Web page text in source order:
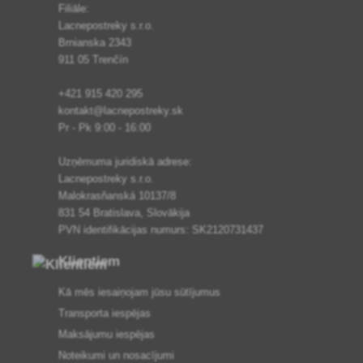
Filiāle:
Lacnepostreky s.r.o.
Brnianska 2343
911 05 Trenčín
+421 915 420 295
kontakt@lacnepostreky.sk
Pr - Pk 9:00 - 16:00
Uzņēmuma juridiskā adrese:
Lacnepostreky s.r.o.
Malokrasňanská 10137/8
831 54 Bratislava, Slovākija
PVN identifikācijas numurs: SK2120731437
Klientiem
Kā mēs iesaiņojam jūsu sūtījumus
Transporta iespējas
Maksājumu iespējas
Noteikumi un nosacījumi